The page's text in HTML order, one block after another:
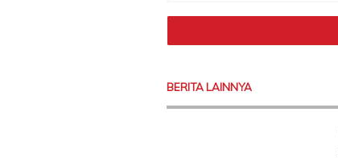
BERITA LAINNYA